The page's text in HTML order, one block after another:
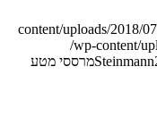
content/uploads/2018/
/wp-content/
Steinmannמרססי מטע